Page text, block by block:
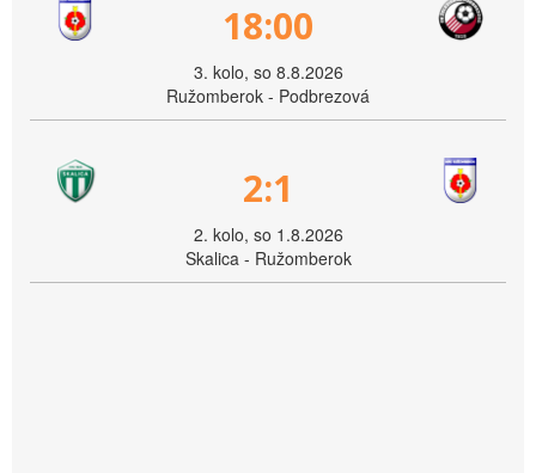
18:00
3. kolo, so 8.8.2026
Ružomberok - Podbrezová
2:1
2. kolo, so 1.8.2026
Skalica - Ružomberok